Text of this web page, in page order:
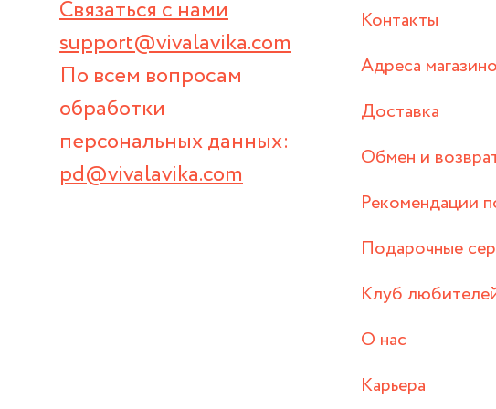
Связаться с нами
support@vivalavika.com
По всем вопросам
обработки
персональных данных:
pd@vivalavika.com
Контакты
Адреса
Доставка
Обмен и
Рекомендации
Подарочные
Клуб
О нас
Карьера